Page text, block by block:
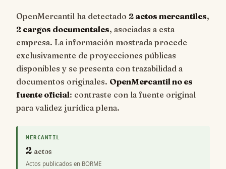
OpenMercantil ha detectado 2 actos mercantiles,
2 cargos documentales, asociadas a esta
empresa. La información mostrada procede
exclusivamente de proyecciones públicas
disponibles y se presenta con trazabilidad a
documentos originales. OpenMercantil no es
fuente oficial: contraste con la fuente original
para validez jurídica plena.
MERCANTIL
2 actos
Actos publicados en BORME